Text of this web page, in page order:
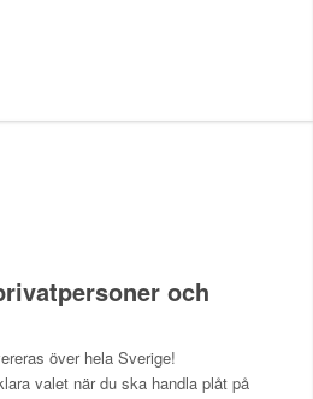
och
över hela Sverige!
valet när du ska handla plåt på